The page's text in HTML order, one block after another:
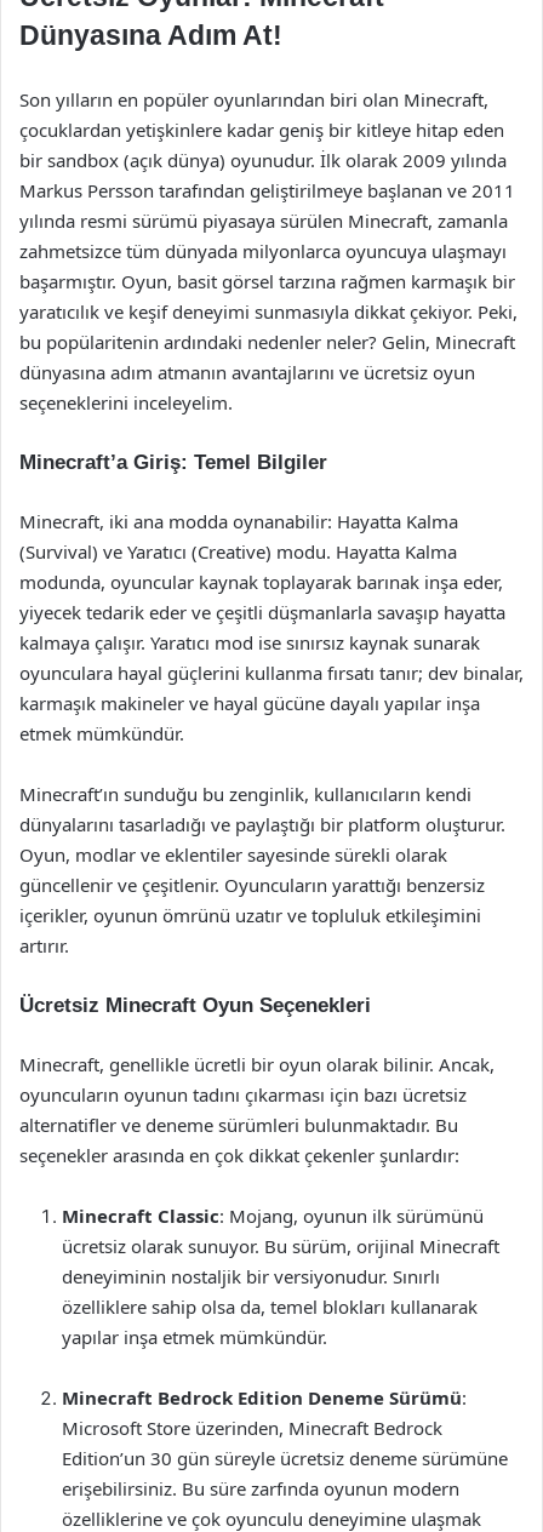
Dünyasına Adım At!
Son yılların en popüler oyunlarından biri olan Minecraft,
çocuklardan yetişkinlere kadar geniş bir kitleye hitap eden
bir sandbox (açık dünya) oyunudur. İlk olarak 2009 yılında
Markus Persson tarafından geliştirilmeye başlanan ve 2011
yılında resmi sürümü piyasaya sürülen Minecraft, zamanla
zahmetsizce tüm dünyada milyonlarca oyuncuya ulaşmayı
başarmıştır. Oyun, basit görsel tarzına rağmen karmaşık bir
yaratıcılık ve keşif deneyimi sunmasıyla dikkat çekiyor. Peki,
bu popülaritenin ardındaki nedenler neler? Gelin, Minecraft
dünyasına adım atmanın avantajlarını ve ücretsiz oyun
seçeneklerini inceleyelim.
Minecraft’a Giriş: Temel Bilgiler
Minecraft, iki ana modda oynanabilir: Hayatta Kalma
(Survival) ve Yaratıcı (Creative) modu. Hayatta Kalma
modunda, oyuncular kaynak toplayarak barınak inşa eder,
yiyecek tedarik eder ve çeşitli düşmanlarla savaşıp hayatta
kalmaya çalışır. Yaratıcı mod ise sınırsız kaynak sunarak
oyunculara hayal güçlerini kullanma fırsatı tanır; dev binalar,
karmaşık makineler ve hayal gücüne dayalı yapılar inşa
etmek mümkündür.
Minecraft’ın sunduğu bu zenginlik, kullanıcıların kendi
dünyalarını tasarladığı ve paylaştığı bir platform oluşturur.
Oyun, modlar ve eklentiler sayesinde sürekli olarak
güncellenir ve çeşitlenir. Oyuncuların yarattığı benzersiz
içerikler, oyunun ömrünü uzatır ve topluluk etkileşimini
artırır.
Ücretsiz Minecraft Oyun Seçenekleri
Minecraft, genellikle ücretli bir oyun olarak bilinir. Ancak,
oyuncuların oyunun tadını çıkarması için bazı ücretsiz
alternatifler ve deneme sürümleri bulunmaktadır. Bu
seçenekler arasında en çok dikkat çekenler şunlardır:
Minecraft Classic: Mojang, oyunun ilk sürümünü
ücretsiz olarak sunuyor. Bu sürüm, orijinal Minecraft
deneyiminin nostaljik bir versiyonudur. Sınırlı
özelliklere sahip olsa da, temel blokları kullanarak
yapılar inşa etmek mümkündür.
Minecraft Bedrock Edition Deneme Sürümü:
Microsoft Store üzerinden, Minecraft Bedrock
Edition’un 30 gün süreyle ücretsiz deneme sürümüne
erişebilirsiniz. Bu süre zarfında oyunun modern
özelliklerine ve çok oyunculu deneyimine ulaşmak